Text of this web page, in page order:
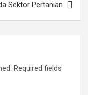
Sektor Pertanian
Required fields